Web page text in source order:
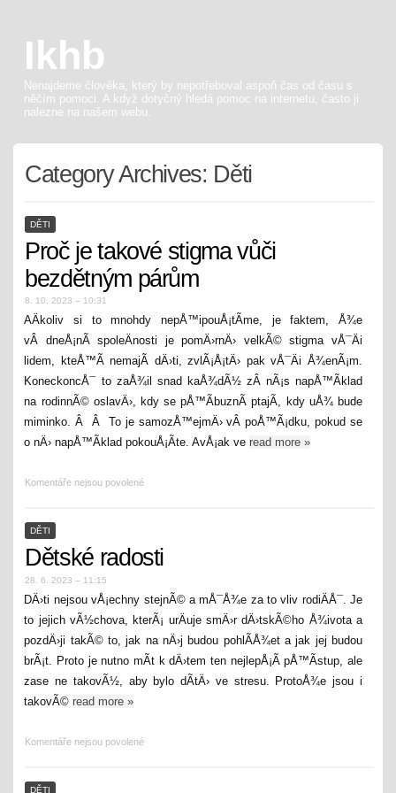
Ikhb
Nenajdeme člověka, který by nepotřeboval aspoň čas od času s
něčím pomoci. A když dotyčný hledá pomoc na internetu, často ji
nalezne na našem webu.
Category Archives: Děti
DĚTI
Proč je takové stigma vůči
bezdětným párům
8. 10. 2023 – 10:31
AÄkoliv si to mnohdy nepÅ™ipouÅ¡tÃ­me, je faktem, Å¾e
vÂ dneÅ¡nÃ­ spoleÄnosti je pomÄ›rnÄ› velkÃ© stigma vÅ¯Äi
lidem, kteÅ™Ã­ nemajÃ­ dÄ›ti, zvlÃ¡Å¡tÄ› pak vÅ¯Äi Å¾enÃ¡m.
KoneckoncÅ¯ to zaÅ¾il snad kaÅ¾dÃ½ zÂ nÃ¡s napÅ™Ã­klad
na rodinnÃ© oslavÄ›, kdy se pÅ™Ã­buznÃ­ ptajÃ­, kdy uÅ¾ bude
miminko. Â Â To je samozÅ™ejmÄ› vÂ poÅ™Ã¡dku, pokud se
o nÄ› napÅ™Ã­klad pokouÅ¡Ã­te. AvÅ¡ak ve read more»
Komentáře nejsou povolené
DĚTI
Dětské radosti
28. 6. 2023 – 11:15
DÄ›ti nejsou vÅ¡echny stejnÃ© a mÅ¯Å¾e za to vliv rodiÄÅ¯. Je
to jejich vÃ½chova, kterÃ¡ urÄuje smÄ›r dÄ›tskÃ©ho Å¾ivota a
pozdÄ›ji takÃ© to, jak na nÄ›j budou pohlÃ­Å¾et a jak jej budou
brÃ¡t. Proto je nutno mÃ­t k dÄ›tem ten nejlepÅ¡Ã­ pÅ™Ã­stup, ale
zase ne takovÃ½, aby bylo dÃ­tÄ› ve stresu. ProtoÅ¾e jsou i
takovÃ© read more»
Komentáře nejsou povolené
DĚTI